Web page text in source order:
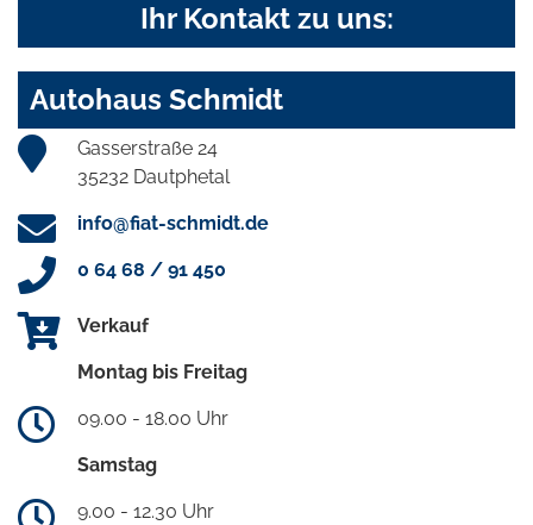
Ihr Kontakt zu uns:
Autohaus Schmidt
Gasserstraße 24
35232 Dautphetal
info@fiat-schmidt.de
0 64 68 / 91 450
Verkauf
Montag bis Freitag
09.00 - 18.00 Uhr
Samstag
9.00 - 12.30 Uhr